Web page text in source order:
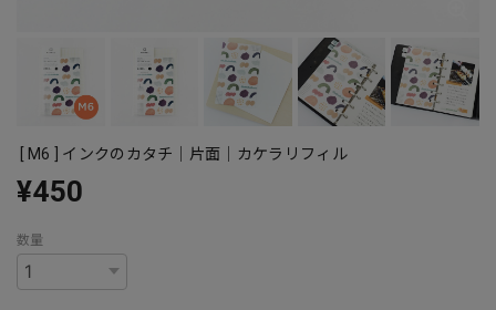
[ M6 ] インクのカタチ｜片面｜カケラリフィル
¥450
数量